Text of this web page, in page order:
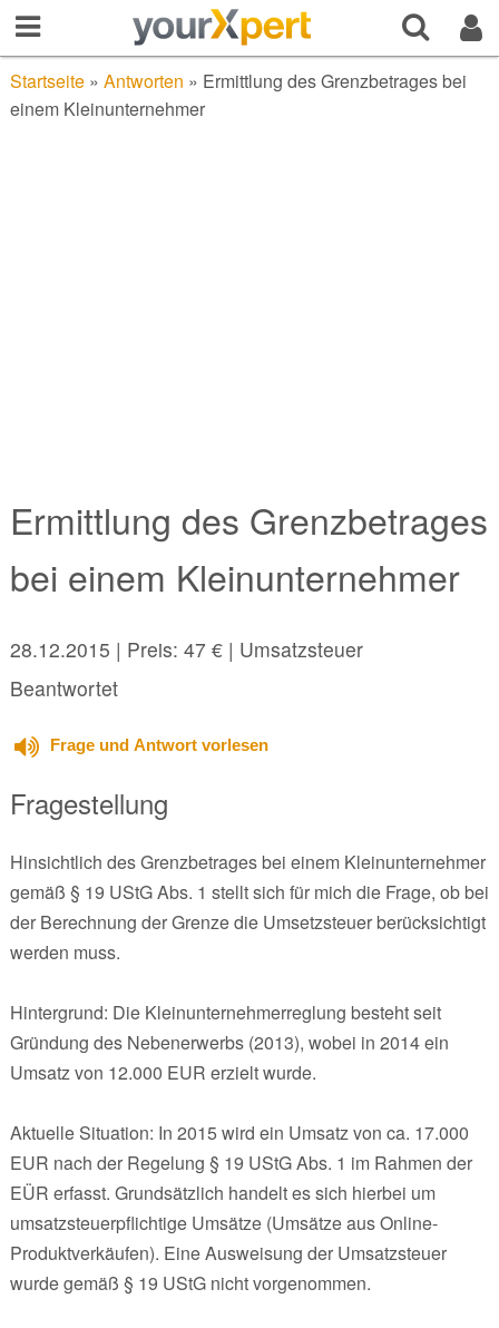
Startseite» Antworten » Ermittlung des Grenzbetrages bei
einem Kleinunternehmer
Ermittlung des Grenzbetrages
bei einem Kleinunternehmer
28.12.2015 | Preis: 47 € | Umsatzsteuer
Beantwortet
Frage und Antwort vorlesen
Fragestellung
Hinsichtlich des Grenzbetrages bei einem Kleinunternehmer
gemäß § 19 UStG Abs. 1 stellt sich für mich die Frage, ob bei
der Berechnung der Grenze die Umsetzsteuer berücksichtigt
werden muss.
Hintergrund: Die Kleinunternehmerreglung besteht seit
Gründung des Nebenerwerbs (2013), wobei in 2014 ein
Umsatz von 12.000 EUR erzielt wurde.
Aktuelle Situation: In 2015 wird ein Umsatz von ca. 17.000
EUR nach der Regelung § 19 UStG Abs. 1 im Rahmen der
EÜR erfasst. Grundsätzlich handelt es sich hierbei um
umsatzsteuerpflichtige Umsätze (Umsätze aus Online-
Produktverkäufen). Eine Ausweisung der Umsatzsteuer
wurde gemäß § 19 UStG nicht vorgenommen.